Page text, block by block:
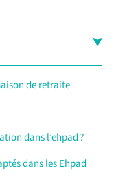
de retraite
dans l’ehpad ?
dans les Ehpad